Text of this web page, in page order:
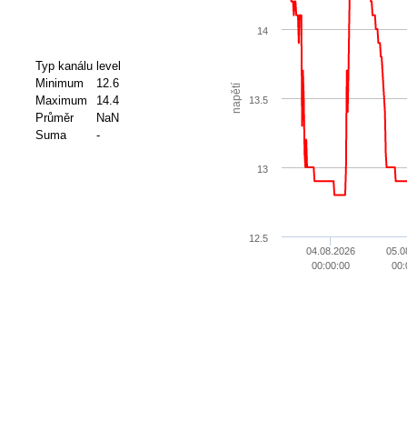
Typ kanálu level
Minimum
12.6
Maximum
14.4
Průměr
NaN
Suma
-
napětí
04.08.2026
00:00:00
12.5
13
13.5
14